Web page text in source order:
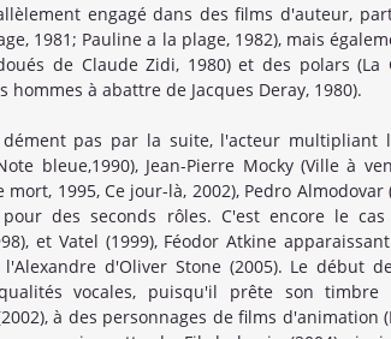
engagé dans des films d'auteur,
1981; Pauline a la plage, 1982), mais
de Claude Zidi, 1980) et des polars
hommes à abattre de Jacques Deray, 1980).
pas par la suite, l'acteur multipliant
bleue,1990), Jean-Pierre Mocky (Ville à
1995, Ce jour-là, 2002), Pedro Almodovar
des seconds rôles. C'est encore le
et Vatel (1999), Féodor Atkine
d'Oliver Stone (2005). Le début
vocales, puisqu'il prête son timbre
à des personnages de films d'animation